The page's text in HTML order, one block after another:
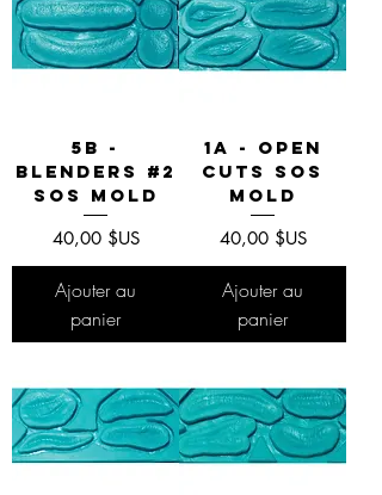
5B -
Blenders #2
SOS Mold
Prix
40,00 $US
Ajouter au
panier
1A - Open
Cuts SOS
Mold
Prix
40,00 $US
Ajouter au
panier